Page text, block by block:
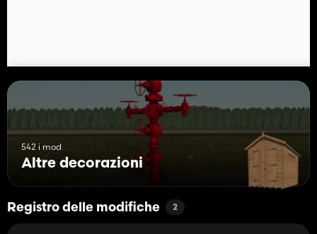
542 i mod
Altre decorazioni
Registro delle modifiche 2